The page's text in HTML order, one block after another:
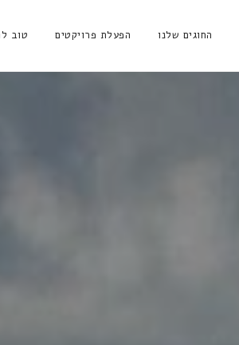
החוגים שלנו הפעלת פרויקטים טוב